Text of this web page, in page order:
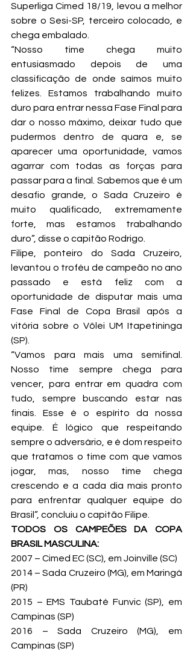
Superliga Cimed 18/19, levou a melhor
sobre o Sesi-SP, terceiro colocado, e
chega embalado.
“Nosso time chega muito
entusiasmado depois de uma
classificação de onde saímos muito
felizes. Estamos trabalhando muito
duro para entrar nessa Fase Final para
dar o nosso máximo, deixar tudo que
pudermos dentro de quara e, se
aparecer uma oportunidade, vamos
agarrar com todas as forças para
passar para a final. Sabemos que é um
desafio grande, o Sada Cruzeiro é
muito qualificado, extremamente
forte, mas estamos trabalhando
duro”, disse o capitão Rodrigo.
Filipe, ponteiro do Sada Cruzeiro,
levantou o troféu de campeão no ano
passado e está feliz com a
oportunidade de disputar mais uma
Fase Final de Copa Brasil após a
vitória sobre o Vôlei UM Itapetininga
(SP).
“Vamos para mais uma semifinal.
Nosso time sempre chega para
vencer, para entrar em quadra com
tudo, sempre buscando estar nas
finais. Esse é o espírito da nossa
equipe. É lógico que respeitando
sempre o adversário, e é dom respeito
que tratamos o time com que vamos
jogar, mas, nosso time chega
crescendo e a cada dia mais pronto
para enfrentar qualquer equipe do
Brasil”, concluiu o capitão Filipe.
TODOS OS CAMPEÕES DA COPA
BRASIL MASCULINA:
2007 – Cimed EC (SC), em Joinville (SC)
2014 – Sada Cruzeiro (MG), em Maringá
(PR)
2015 – EMS Taubaté Funvic (SP), em
Campinas (SP)
2016 – Sada Cruzeiro (MG), em
Campinas (SP)